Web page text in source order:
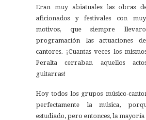
Eran muy abiatuales las obras
aficionados y festivales con
motivos, que siempre
programación las actuaciones
cantores. ¡Cuantas veces los
Peralta cerraban aquellos
guitarras!
Hoy todos los grupos músico-
perfectamente la música,
estudiado, pero entonces, la mayoría